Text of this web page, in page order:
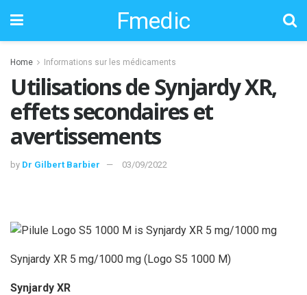
Fmedic
Home Informations sur les médicaments
Utilisations de Synjardy XR,
effets secondaires et
avertissements
by Dr Gilbert Barbier 03/09/2022
Synjardy XR 5 mg/1000 mg (Logo S5 1000 M)
Synjardy XR